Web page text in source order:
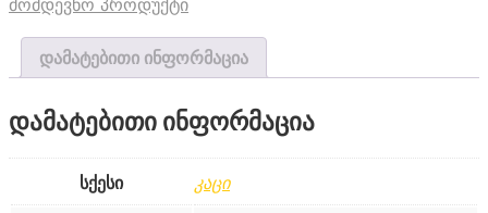
დამატებითი ინფორმაცია
დამატებითი ინფორმაცია
სქესი კაცი